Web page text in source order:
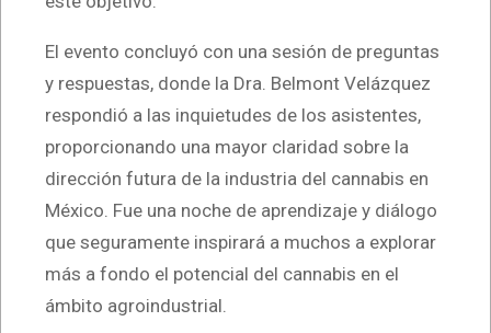
El evento concluyó con una sesión de preguntas
y respuestas, donde la Dra. Belmont Velázquez
respondió a las inquietudes de los asistentes,
proporcionando una mayor claridad sobre la
dirección futura de la industria del cannabis en
México. Fue una noche de aprendizaje y diálogo
que seguramente inspirará a muchos a explorar
más a fondo el potencial del cannabis en el
ámbito agroindustrial.